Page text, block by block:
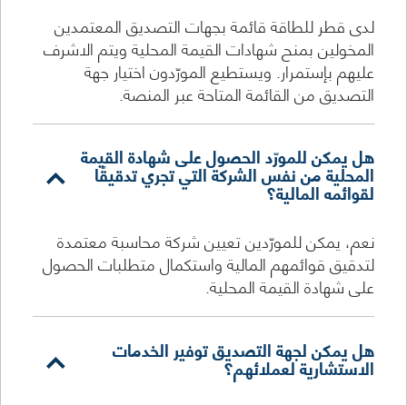
لدى قطر للطاقة قائمة بجهات التصديق المعتمدين
المخولين بمنح شهادات القيمة المحلية ويتم الاشرف
عليهم بإستمرار. ويستطيع المورّدون اختيار جهة
التصديق من القائمة المتاحة عبر المنصة.
هل يمكن للمورّد الحصول على شهادة القيمة
المحلية من نفس الشركة التي تجري تدقيقًا
لقوائمه المالية؟
نعم، يمكن للمورّدين تعيين شركة محاسبة معتمدة
لتدقيق قوائمهم المالية واستكمال متطلبات الحصول
على شهادة القيمة المحلية.
هل يمكن لجهة التصديق توفير الخدمات
الاستشارية لعملائهم؟